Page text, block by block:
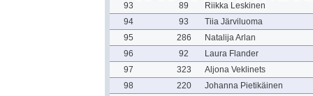
93
89
Riikka Leskinen
94
93
Tiia Järviluoma
95
286
Natalija Arlan
96
92
Laura Flander
97
323
Aljona Veklinets
98
220
Johanna Pietikäinen